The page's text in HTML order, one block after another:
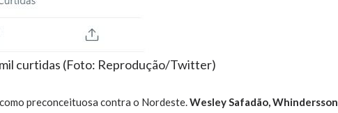
curtidas (Foto: Reprodução/Twitter)
preconceituosa contra o Nordeste.Wesley Safadão, Whindersson